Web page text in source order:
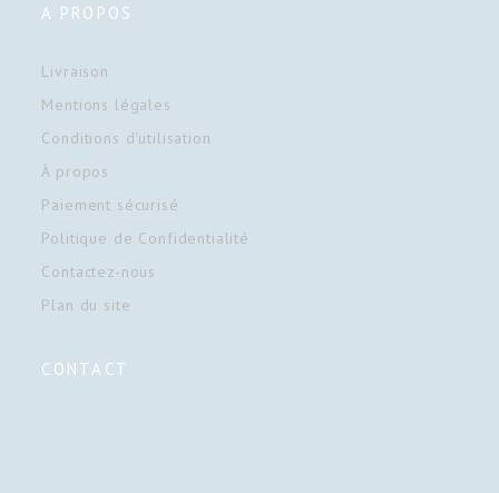
A PROPOS
Livraison
Mentions légales
Conditions d'utilisation
À propos
Paiement sécurisé
Politique de Confidentialité
Contactez-nous
Plan du site
CONTACT